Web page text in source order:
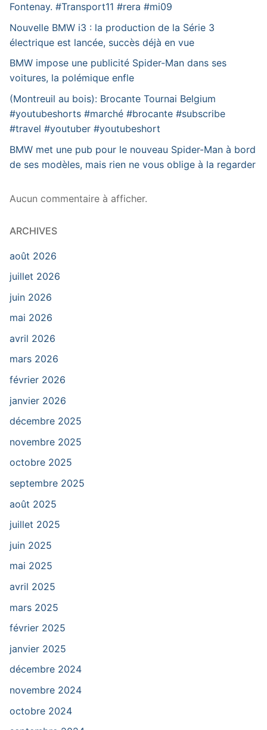
Fontenay. #Transport11 #rera #mi09
Nouvelle BMW i3 : la production de la Série 3
électrique est lancée, succès déjà en vue
BMW impose une publicité Spider-Man dans ses
voitures, la polémique enfle
(Montreuil au bois): Brocante Tournai Belgium
#youtubeshorts #marché #brocante #subscribe
#travel #youtuber #youtubeshort
BMW met une pub pour le nouveau Spider-Man à bord
de ses modèles, mais rien ne vous oblige à la regarder
Aucun commentaire à afficher.
ARCHIVES
août 2026
juillet 2026
juin 2026
mai 2026
avril 2026
mars 2026
février 2026
janvier 2026
décembre 2025
novembre 2025
octobre 2025
septembre 2025
août 2025
juillet 2025
juin 2025
mai 2025
avril 2025
mars 2025
février 2025
janvier 2025
décembre 2024
novembre 2024
octobre 2024